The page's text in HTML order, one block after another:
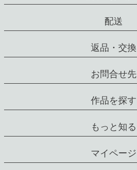
配送
返品・交換
お問合せ先
作品を探す
もっと知る
マイページ